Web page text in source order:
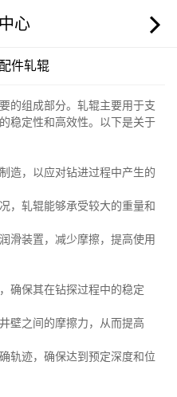
心
件轧辊
的组成部分。轧辊主要用于支
稳定性和高效性。以下是关于
造，以应对钻进过程中产生的
，轧辊能够承受较大的重量和
滑装置，减少摩擦，提高使用
确保其在钻探过程中的稳定
壁之间的摩擦力，从而提高
轨迹，确保达到预定深度和位